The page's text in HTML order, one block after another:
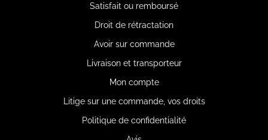
Satisfait ou remboursé
Droit de rétractation
Avoir sur commande
Livraison et transporteur
Mon compte
Litige sur une commande, vos droits
Politique de confidentialité